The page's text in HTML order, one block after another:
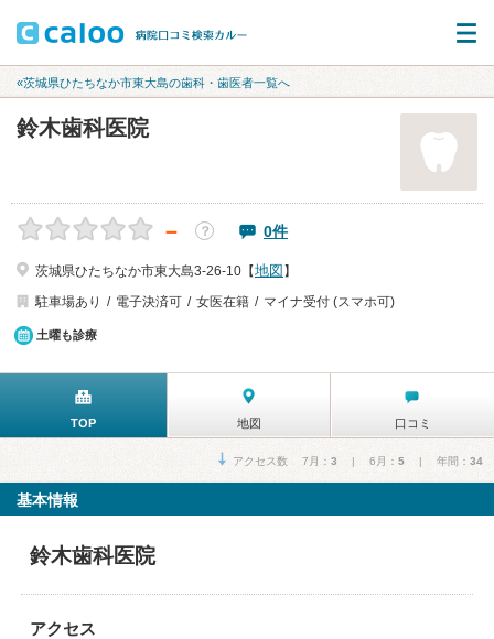
«茨城県ひたちなか市東大島の歯科・歯医者一覧へ
鈴木歯科医院
－ ？ 0件
茨城県ひたちなか市東大島3-26-10【地図 】
駐車場あり
電子決済可 女医在籍 マイナ受付 (スマホ可)
土曜も診療
TOP 地図 口コミ
アクセス数 7月： 3 | 6月： 5 | 年間： 34
基本情報
鈴木歯科医院
アクセス